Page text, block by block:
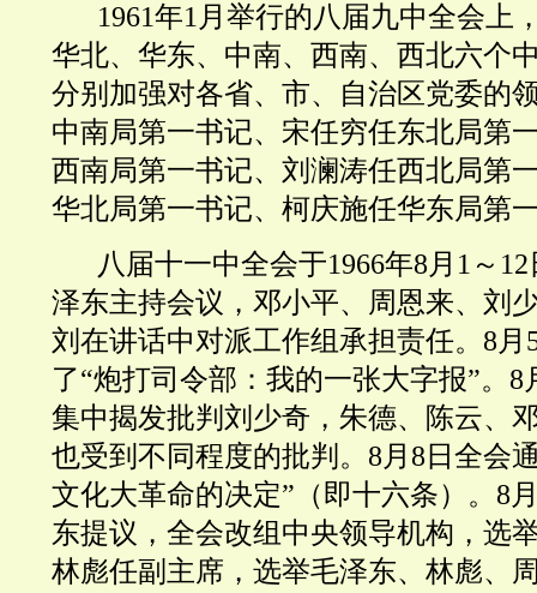
1961年1月举行的八届九中全会上
华北、华东、中南、西南、西北六个
分别加强对各省、市、自治区党委的
中南局第一书记、宋任穷任东北局第
西南局第一书记、刘澜涛任西北局第
华北局第一书记、柯庆施任华东局第
八届十一中全会于1966年8月1～
泽东主持会议，邓小平、周恩来、刘
刘在讲话中对派工作组承担责任。8月
了“炮打司令部：我的一张大字报”。8
集中揭发批判刘少奇，朱德、陈云、
也受到不同程度的批判。8月8日全会
文化大革命的决定”（即十六条）。8
东提议，全会改组中央领导机构，选
林彪任副主席，选举毛泽东、林彪、